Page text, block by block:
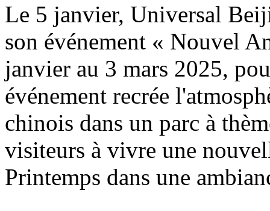
Le 5 janvier, Universal
son événement « Nouvel
janvier au 3 mars 2025,
événement recrée
chinois dans un parc à
visiteurs à vivre une
Printemps dans une